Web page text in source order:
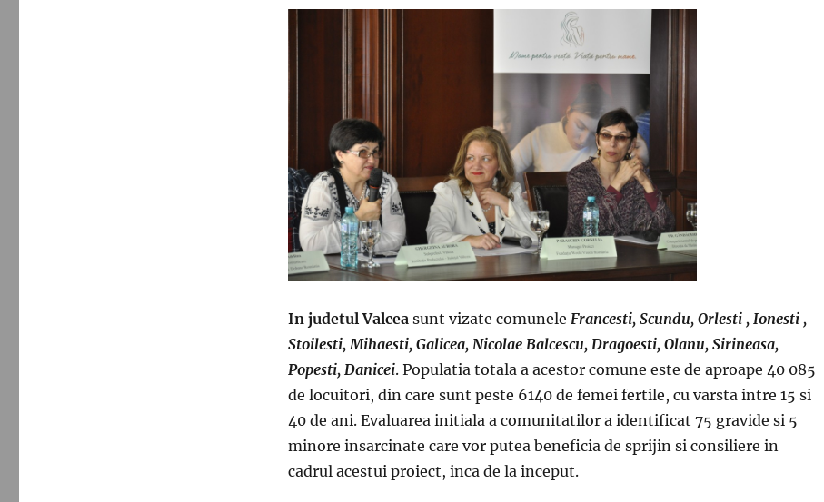
In judetul Valcea sunt vizate comunele Francesti, Scundu, Orlesti , Ionesti ,
Stoilesti, Mihaesti, Galicea, Nicolae Balcescu, Dragoesti, Olanu, Sirineasa,
Popesti, Danicei. Populatia totala a acestor comune este de aproape 40 085
de locuitori, din care sunt peste 6140 de femei fertile, cu varsta intre 15 si
40 de ani. Evaluarea initiala a comunitatilor a identificat 75 gravide si 5
minore insarcinate care vor putea beneficia de sprijin si consiliere in
cadrul acestui proiect, inca de la inceput.